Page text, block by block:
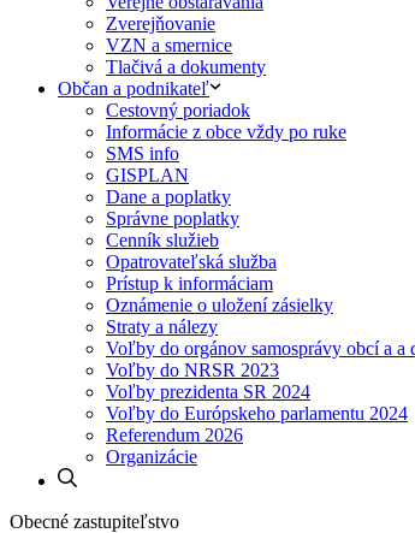
Zverejňovanie
VZN a smernice
Tlačivá a dokumenty
Občan a podnikateľ
Cestovný poriadok
Informácie z obce vždy po ruke
SMS info
GISPLAN
Dane a poplatky
Správne poplatky
Cenník služieb
Opatrovateľská služba
Prístup k informáciam
Oznámenie o uložení zásielky
Straty a nálezy
Voľby do orgánov samosprávy obcí a a
Voľby do NRSR 2023
Voľby prezidenta SR 2024
Voľby do Európskeho parlamentu 2024
Referendum 2026
Organizácie
Obecné zastupiteľstvo